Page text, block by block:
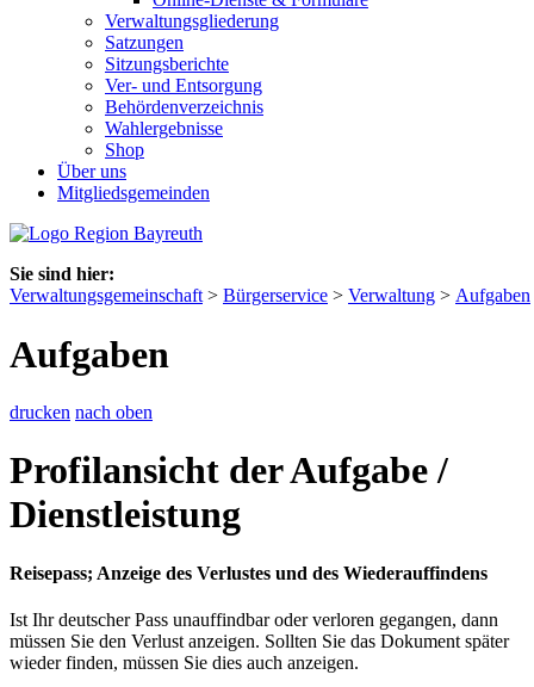
Verwaltungsgliederung
Satzungen
Sitzungsberichte
Ver- und Entsorgung
Behördenverzeichnis
Wahlergebnisse
Shop
Über uns
Mitgliedsgemeinden
Sie sind hier:
Verwaltungsgemeinschaft > Bürgerservice > Verwaltung > Aufgaben
Aufgaben
drucken nach oben
Profilansicht der Aufgabe /
Dienstleistung
Reisepass; Anzeige des Verlustes und des Wiederauffindens
Ist Ihr deutscher Pass unauffindbar oder verloren gegangen, dann
müssen Sie den Verlust anzeigen. Sollten Sie das Dokument später
wieder finden, müssen Sie dies auch anzeigen.